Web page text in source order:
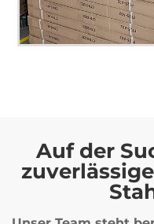
Auf der